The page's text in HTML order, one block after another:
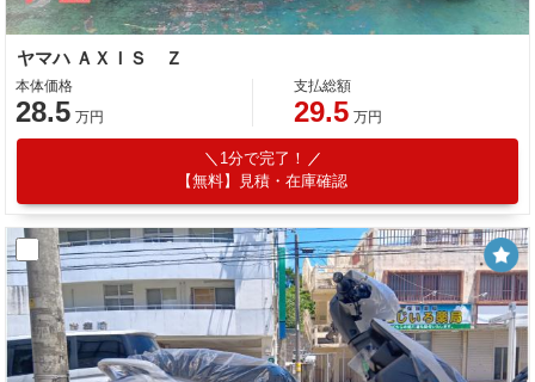
ヤマハ ＡＸＩＳ Ｚ
本体価格
28.5 万円
支払総額
29.5 万円
1分で完了！
【無料】見積・在庫確認